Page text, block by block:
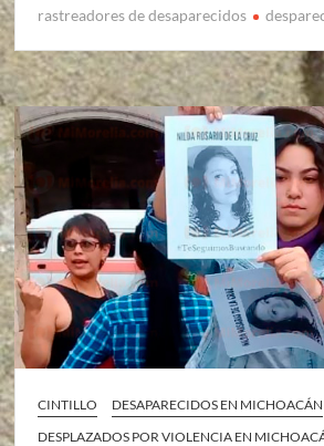
rastreadores de desaparecidos
CINTILLO
DESAPARECIDOS EN MICHOACÁN
DESPLAZADOS POR VIOLENCIA EN